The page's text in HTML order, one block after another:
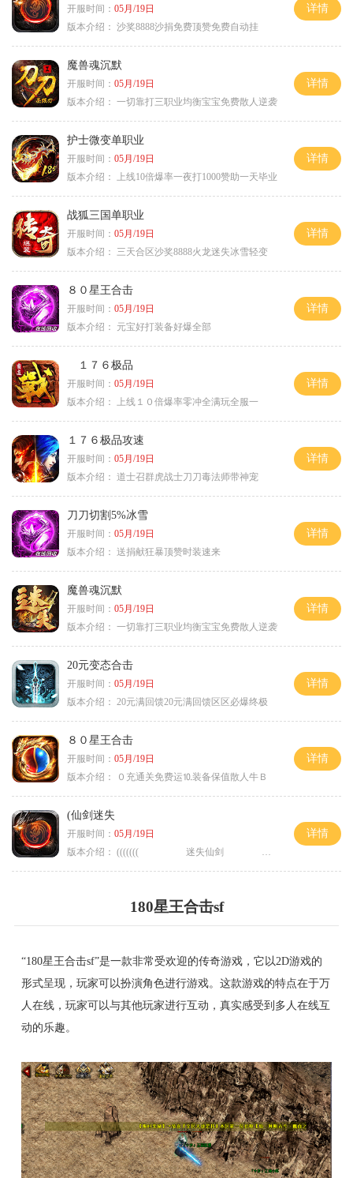
开服时间： 05月/19日
版本介绍： 沙奖8888沙捐免费顶赞免费自动挂
详情
魔兽魂沉默
开服时间： 05月/19日
版本介绍： 一切靠打三职业均衡宝宝免费散人逆袭
详情
护士微变单职业
开服时间： 05月/19日
版本介绍：
上线10倍爆率一夜打1000赞助一天毕业
详情
战狐三国单职业
开服时间： 05月/19日
版本介绍：
三天合区沙奖8888火龙迷失冰雪轻变
详情
８０星王合击
开服时间： 05月/19日
版本介绍：
元宝好打装备好爆全部
详情
１７６极品
开服时间： 05月/19日
版本介绍：
上线１０倍爆率零冲全满玩全服一
详情
１７６极品攻速
开服时间： 05月/19日
版本介绍： 道士召群虎战士刀刀毒法师带神宠
详情
刀刀切割5%冰雪
开服时间： 05月/19日
版本介绍： 送捐献狂暴顶赞时装速来
详情
魔兽魂沉默
开服时间： 05月/19日
版本介绍： 一切靠打三职业均衡宝宝免费散人逆袭
详情
20元变态合击
开服时间： 05月/19日
版本介绍： 20元满回馈20元满回馈区区必爆终极
详情
８０星王合击
开服时间： 05月/19日
版本介绍：
０充通关免费运⒑装备保值散人牛Ｂ
详情
(仙剑迷失
开服时间： 05月/19日
版本介绍： ((((((( 迷失仙剑 )))))
详情
180星王合击sf
“180星王合击sf”是一款非常受欢迎的传奇游戏，它以2D游戏的
形式呈现，玩家可以扮演角色进行游戏。这款游戏的特点在于万
人在线，玩家可以与其他玩家进行互动，真实感受到多人在线互
动的乐趣。